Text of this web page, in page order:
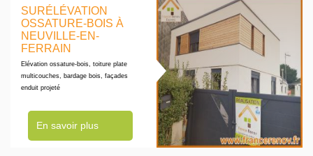
SURÉLÉVATION
OSSATURE-BOIS À
NEUVILLE-EN-
FERRAIN
Elévation ossature-bois, toiture plate
multicouches, bardage bois, façades
enduit projeté
En savoir plus